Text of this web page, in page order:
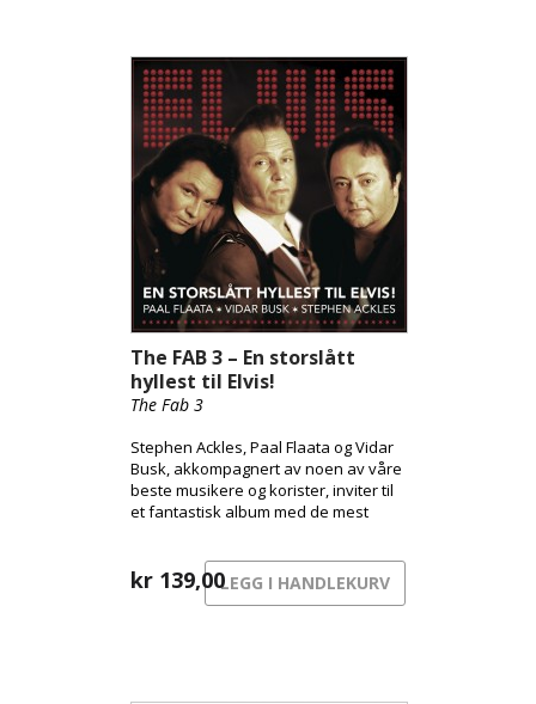
The FAB 3 – En storslått
hyllest til Elvis!
The Fab 3
Stephen Ackles, Paal Flaata og Vidar
Busk, akkompagnert av noen av våre
beste musikere og korister, inviter til
et fantastisk album med de mest
kr 139,00LEGG I HANDLEKURV